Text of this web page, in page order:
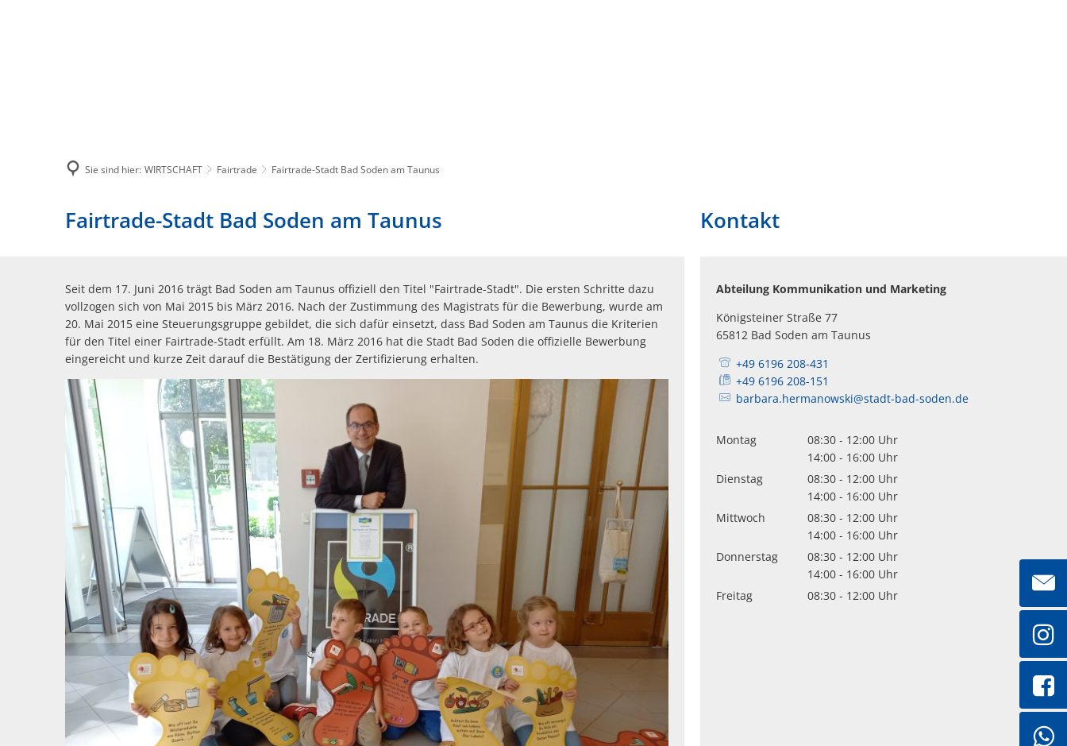
Sie sind hier: WIRTSCHAFT Fairtrade Fairtrade-Stadt Bad Soden am Taunus
Fairtrade-Stadt Bad Soden am Taunus
Seit dem 17. Juni 2016 trägt Bad Soden am Taunus offiziell den Titel "Fairtrade-Stadt". Die ersten Schritte dazu
vollzogen sich von Mai 2015 bis März 2016. Nach der Zustimmung des Magistrats für die Bewerbung, wurde am
20. Mai 2015 eine Steuerungsgruppe gebildet, die sich dafür einsetzt, dass Bad Soden am Taunus die Kriterien
für den Titel einer Fairtrade-Stadt erfüllt. Am 18. März 2016 hat die Stadt Bad Soden die offizielle Bewerbung
eingereicht und kurze Zeit darauf die Bestätigung der Zertifizierung erhalten.
Kontakt
Abteilung Kommunikation und Marketing
Königsteiner Straße 77
65812 Bad Soden am Taunus
+49 6196 208-431
+49 6196 208-151
barbara.hermanowski@stadt-bad-soden.de
Montag 08:30 - 12:00 Uhr
Von 08:30 bis 12:00 Uhr
14:00 - 16:00 Uhr
Von 14:00 bis 16:00 Uhr
Dienstag 08:30 - 12:00 Uhr
Von 08:30 bis 12:00 Uhr
14:00 - 16:00 Uhr
Von 14:00 bis 16:00 Uhr
Mittwoch 08:30 - 12:00 Uhr
Von 08:30 bis 12:00 Uhr
14:00 - 16:00 Uhr
Von 14:00 bis 16:00 Uhr
Donnerstag 08:30 - 12:00 Uhr
Von 08:30 bis 12:00 Uhr
14:00 - 16:00 Uhr
Von 14:00 bis 16:00 Uhr
Freitag 08:30 - 12:00 Uhr